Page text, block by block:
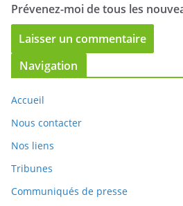
Prévenez-moi de tous les
Navigation
Accueil
Nous contacter
Nos liens
Tribunes
Communiqués de presse